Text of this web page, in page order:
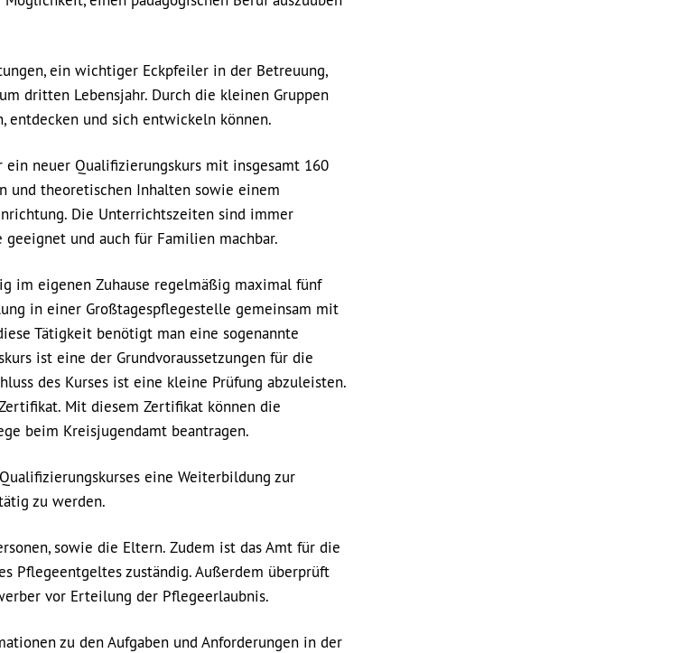
ein wichtiger Eckpfeiler in der Betreuung,
dritten Lebensjahr. Durch die kleinen Gruppen
und sich entwickeln können.
neuer Qualifizierungskurs mit insgesamt 160
und theoretischen Inhalten sowie einem
Die Unterrichtszeiten sind immer
und auch für Familien machbar.
im eigenen Zuhause regelmäßig maximal fünf
in einer Großtagespflegestelle gemeinsam mit
Tätigkeit benötigt man eine sogenannte
ist eine der Grundvoraussetzungen für die
des Kurses ist eine kleine Prüfung abzuleisten.
Mit diesem Zertifikat können die
beim Kreisjugendamt beantragen.
eine Weiterbildung zur
zu werden.
sowie die Eltern. Zudem ist das Amt für die
Pflegeentgeltes zuständig. Außerdem überprüft
vor Erteilung der Pflegeerlaubnis.
zu den Aufgaben und Anforderungen in der